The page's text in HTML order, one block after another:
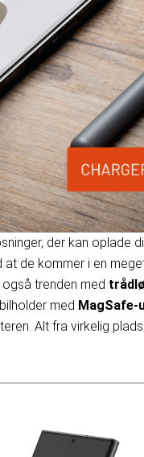
der kan oplade
at de kommer i en
trenden med
med
Alt fra virkelig